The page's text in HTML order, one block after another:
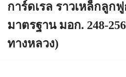
การ์ดเรล ราวเหล็กลูก
มาตรฐาน มอก. 248-
ทางหลวง)